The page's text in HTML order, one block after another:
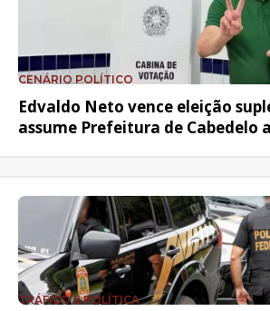
CENÁRIO POLÍTICO
Edvaldo Neto vence eleição
assume Prefeitura de Cabedelo
TRÁFICO E POLÍTICA